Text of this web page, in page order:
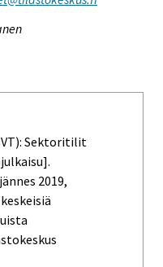
Sektoritilit
2019,